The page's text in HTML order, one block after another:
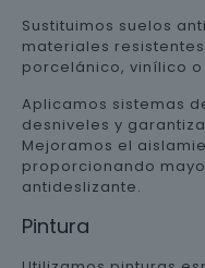
Sustituimos suelos
materiales
porcelánico, vinílico
Aplicamos sistemas
desniveles y
Mejoramos el
proporcionando
antideslizante.
Pintura